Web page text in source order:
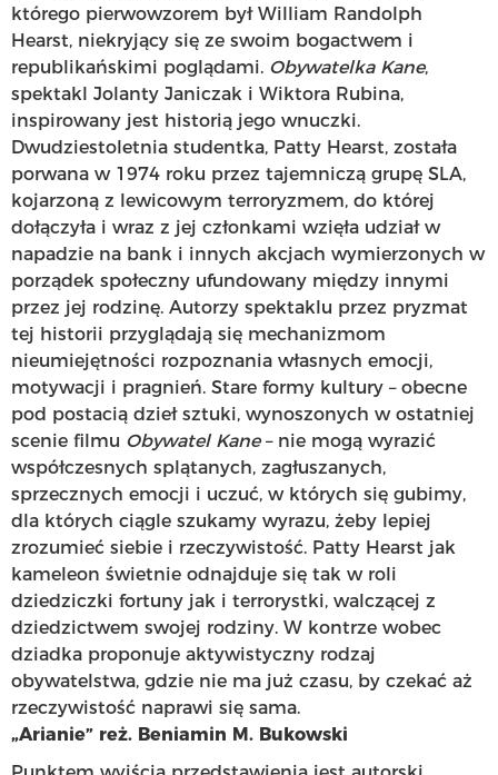
którego pierwowzorem był William Randolph
Hearst, niekryjący się ze swoim bogactwem i
republikańskimi poglądami. Obywatelka Kane,
spektakl Jolanty Janiczak i Wiktora Rubina,
inspirowany jest historią jego wnuczki.
Dwudziestoletnia studentka, Patty Hearst, została
porwana w 1974 roku przez tajemniczą grupę SLA,
kojarzoną z lewicowym terroryzmem, do której
dołączyła i wraz z jej członkami wzięła udział w
napadzie na bank i innych akcjach wymierzonych w
porządek społeczny ufundowany między innymi
przez jej rodzinę. Autorzy spektaklu przez pryzmat
tej historii przyglądają się mechanizmom
nieumiejętności rozpoznania własnych emocji,
motywacji i pragnień. Stare formy kultury – obecne
pod postacią dzieł sztuki, wynoszonych w ostatniej
scenie filmu Obywatel Kane – nie mogą wyrazić
współczesnych splątanych, zagłuszanych,
sprzecznych emocji i uczuć, w których się gubimy,
dla których ciągle szukamy wyrazu, żeby lepiej
zrozumieć siebie i rzeczywistość. Patty Hearst jak
kameleon świetnie odnajduje się tak w roli
dziedziczki fortuny jak i terrorystki, walczącej z
dziedzictwem swojej rodziny. W kontrze wobec
dziadka proponuje aktywistyczny rodzaj
obywatelstwa, gdzie nie ma już czasu, by czekać aż
rzeczywistość naprawi się sama.
„Arianie” reż. Beniamin M. Bukowski